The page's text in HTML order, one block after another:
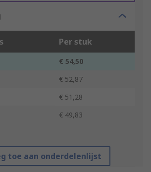
Per stuk
€ 54,50
€ 52,87
€ 51,28
€ 49,83
toe aan onderdelenlijst